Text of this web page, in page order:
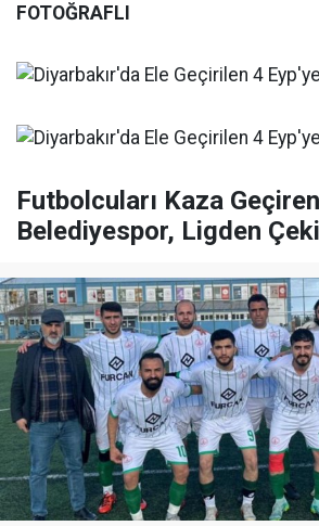
FOTOĞRAFLI
Futbolcuları Kaza
Belediyespor, Ligden